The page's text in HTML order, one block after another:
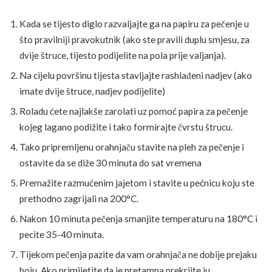
Kada se tijesto diglo razvaljajte ga na papiru za pečenje u
što pravilniji pravokutnik (ako ste pravili duplu smjesu, za
dvije štruce, tijesto podijelite na pola prije valjanja).
Na cijelu površinu tijesta stavljajte rashlađeni nadjev (ako
imate dvije štruce, nadjev podijelite)
Roladu ćete najlakše zarolati uz pomoć papira za pečenje
kojeg lagano podižite i tako formirajte čvrstu štrucu.
Tako pripremljenu orahnjaču stavite na pleh za pečenje i
ostavite da se diže 30 minuta do sat vremena
Premažite razmućenim jajetom i stavite u pećnicu koju ste
prethodno zagrijali na 200°C.
Nakon 10 minuta pečenja smanjite temperaturu na 180°C i
pecite 35-40 minuta.
Tijekom pečenja pazite da vam orahnjača ne dobije prejaku